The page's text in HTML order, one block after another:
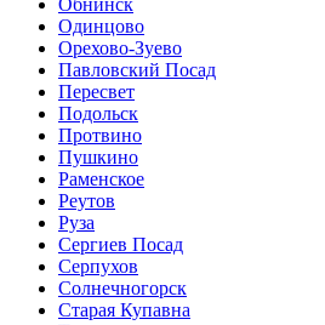
Обнинск
Одинцово
Орехово-Зуево
Павловский Посад
Пересвет
Подольск
Протвино
Пушкино
Раменское
Реутов
Руза
Сергиев Посад
Серпухов
Солнечногорск
Старая Купавна